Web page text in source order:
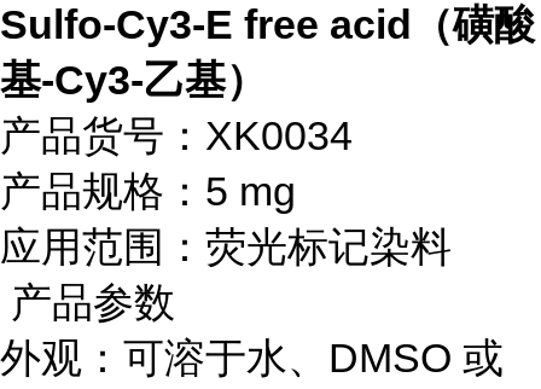
Sulfo-Cy3-E free acid（磺酸
基-Cy3-乙基）
产品货号：XK0034
产品规格：5 mg
应用范围：荧光标记染料
产品参数
外观：可溶于水、DMSO 或